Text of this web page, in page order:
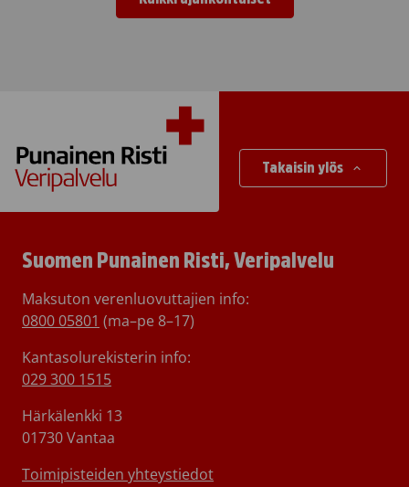
Takaisin ylös
Suomen Punainen Risti, Veripalvelu
Maksuton verenluovuttajien info:
0800 05801 (ma–pe 8–17)
Kantasolurekisterin info:
029 300 1515
Härkälenkki 13
01730 Vantaa
Toimipisteiden yhteystiedot